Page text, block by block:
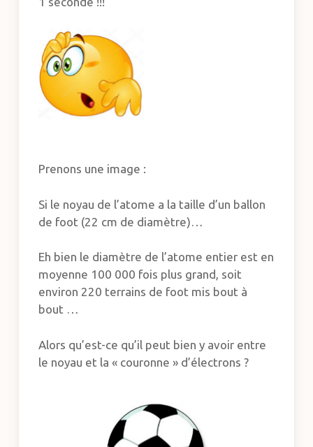
Prenons une image :
Si le noyau de l’atome a la taille d’un ballon
de foot (22 cm de diamètre)…
Eh bien le diamètre de l’atome entier est en
moyenne 100 000 fois plus grand, soit
environ 220 terrains de foot mis bout à
bout …
Alors qu’est-ce qu’il peut bien y avoir entre
le noyau et la « couronne » d’électrons ?